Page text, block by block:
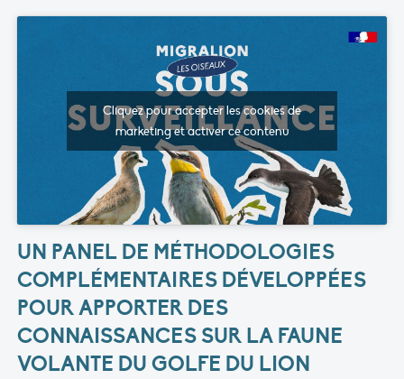
Cliquez pour accepter les cookies de
marketing et activer ce contenu
UN PANEL DE MÉTHODOLOGIES
COMPLÉMENTAIRES DÉVELOPPÉES
POUR APPORTER DES
CONNAISSANCES SUR LA FAUNE
VOLANTE DU GOLFE DU LION